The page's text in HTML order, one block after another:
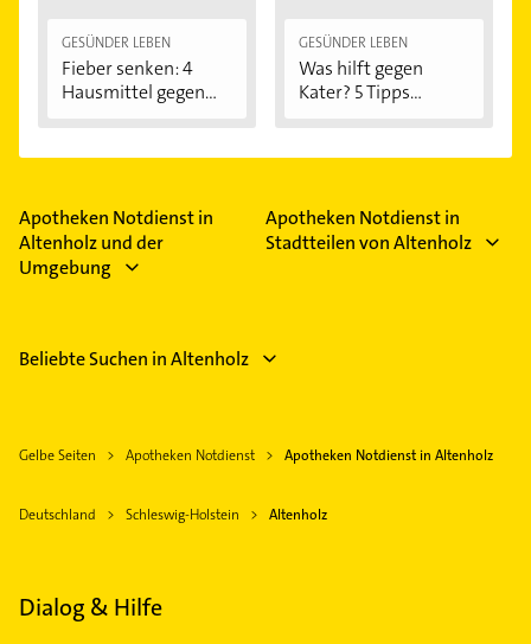
GESÜNDER LEBEN
Fieber senken: 4
Hausmittel gegen...
GESÜNDER LEBEN
Was hilft gegen
Kater? 5 Tipps...
Apotheken Notdienst in
Altenholz und der
Umgebung
Apotheken Notdienst in
Stadtteilen von Altenholz
Beliebte Suchen in Altenholz
Gelbe Seiten Apotheken Notdienst Apotheken Notdienst in Altenholz
Deutschland Schleswig-Holstein Altenholz
Dialog & Hilfe